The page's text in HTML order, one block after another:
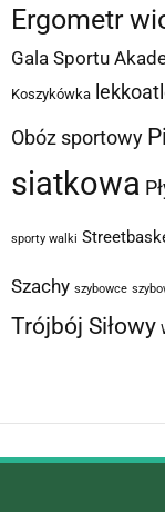
Ergometr
Gala Sportu
Koszykówka
Obóz sportowy
siatkowa
sporty walki
Szachy szybowce
Trójbój Siłowy